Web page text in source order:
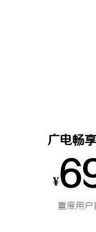
广电畅
¥
重度用户